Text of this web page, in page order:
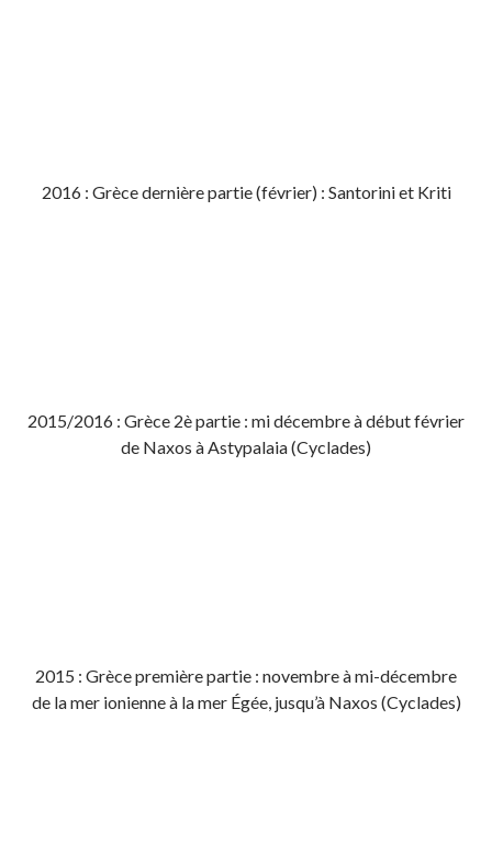
2016 : Grèce dernière partie (février) : Santorini et Kriti
2015/2016 : Grèce 2è partie : mi décembre à début février
de Naxos à Astypalaia (Cyclades)
2015 : Grèce première partie : novembre à mi-décembre
de la mer ionienne à la mer Égée, jusqu’à Naxos (Cyclades)